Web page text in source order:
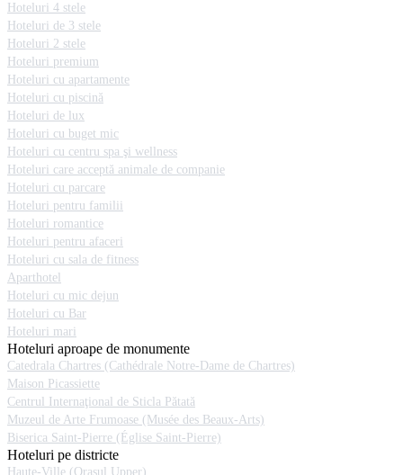
Hoteluri 4 stele
Hoteluri de 3 stele
Hoteluri 2 stele
Hoteluri premium
Hoteluri cu apartamente
Hoteluri cu piscină
Hoteluri de lux
Hoteluri cu buget mic
Hoteluri cu centru spa şi wellness
Hoteluri care acceptă animale de companie
Hoteluri cu parcare
Hoteluri pentru familii
Hoteluri romantice
Hoteluri pentru afaceri
Hoteluri cu sala de fitness
Aparthotel
Hoteluri cu mic dejun
Hoteluri cu Bar
Hoteluri mari
Hoteluri aproape de monumente
Catedrala Chartres (Cathédrale Notre-Dame de Chartres)
Maison Picassiette
Centrul Internaţional de Sticla Pătată
Muzeul de Arte Frumoase (Musée des Beaux-Arts)
Biserica Saint-Pierre (Église Saint-Pierre)
Hoteluri pe districte
Haute-Ville (Orașul Upper)